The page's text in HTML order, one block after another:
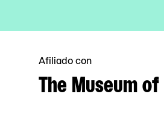
Afiliado con
The Museum